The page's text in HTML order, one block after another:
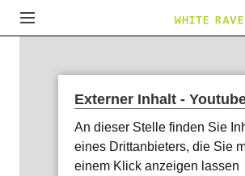
Externer Inhalt -
An dieser Stelle finden Sie
eines Drittanbieters, die Sie
einem Klick anzeigen lassen